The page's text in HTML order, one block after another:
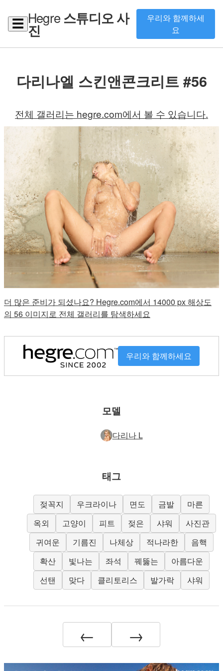
☰ Hegre스튜디오 사
진
우리와 함께하세
요
다리나엘 스킨앤콘크리트 #56
전체 갤러리는 hegre.com에서 볼 수 있습니다.
더 많은 준비가 되셨나요? Hegre.com에서 14000 px 해상도
의 56 이미지로 전체 갤러리를 탐색하세요
우리와 함께하세요
모델
다리나 L
태그
젖꼭지 우크라이나 면도 금발
마른
옥외
고양이 피트 젖은 샤워
사진관
귀여운
기름진 나체상 적나라한
음핵
확산
빛나는 좌석 꿰뚫는
아름다운
선탠
맞다 클리토리스 발가락 샤워
← →